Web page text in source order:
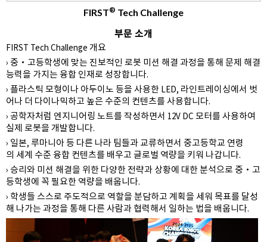
FIRST® Tech Challenge
부문 소개
FIRST Tech Challenge 개요
› 중‧고등학생에 맞는 진보적인 로봇 미션 해결 과정을 통해 문제 해결
능력을 가지는 융합 인재로 성장합니다.
› 플라스틱 모형이나 아두이노 등을 사용한 LED, 라인트레이싱에서 벗
어나 더 다이나믹하고 높은 수준의 컨텐츠를 사용합니다.
› 공학자처럼 엔지니어링 노트를 작성하면서 12V DC 모터를 사용하여
실제 로봇을 개발합니다.
› 일본, 루마니아 등 다른 나라 팀들과 교류하면서 중고등학교 연령
의 세계 수준 융합 컨텐츠를 배우고 글로벌 역량을 키워 나갑니다.
› 승리와 미션 해결을 위한 다양한 전략과 상황에 대한 분석으로 중‧고
등학생에 꼭 필요한 역량을 배웁니다.
› 학생들 스스로 주도적으로 역할을 분담하고 계획을 세워 목표를 달성
해 나가는 과정을 통해 다른 사람과 협력해서 일하는 법을 배웁니다.